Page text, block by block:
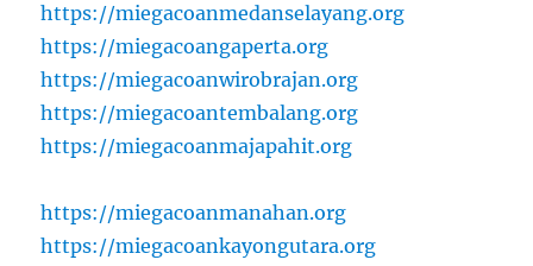
https://miegacoanmedanselayang.org
https://miegacoangaperta.org
https://miegacoanwirobrajan.org
https://miegacoantembalang.org
https://miegacoanmajapahit.org
https://miegacoanmanahan.org
https://miegacoankayongutara.org